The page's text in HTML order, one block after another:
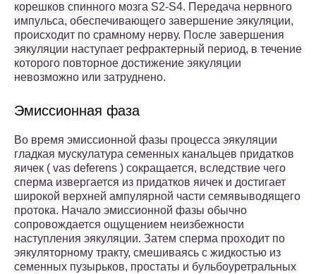
корешков спинного мозга S2-S4. Передача нервного
импульса, обеспечивающего завершение эякуляции,
происходит по срамному нерву. После завершения
эякуляции наступает рефрактерный период, в течение
которого повторное достижение эякуляции
невозможно или затруднено.
Эмиссионная фаза
Во время эмиссионной фазы процесса эякуляции
гладкая мускулатура семенных канальцев придатков
яичек ( vas deferens ) сокращается, вследствие чего
сперма извергается из придатков яичек и достигает
широкой верхней ампулярной части семявыводящего
протока. Начало эмиссионной фазы обычно
сопровождается ощущением неизбежности
наступления эякуляции. Затем сперма проходит по
эякуляторному тракту, смешиваясь с жидкостью из
семенных пузырьков, простаты и бульбоуретральных